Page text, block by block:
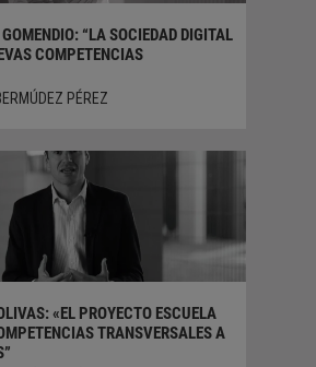
“LA SOCIEDAD DIGITAL
COMPETENCIAS
PÉREZ
«EL PROYECTO ESCUELA
TRANSVERSALES A